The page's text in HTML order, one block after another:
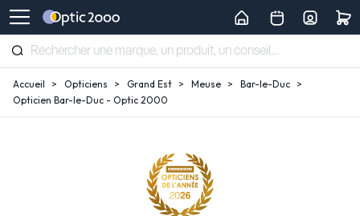
Accueil Opticiens Grand Est Meuse
Bar-le-Duc
Opticien Bar-le-Duc - Optic 2000